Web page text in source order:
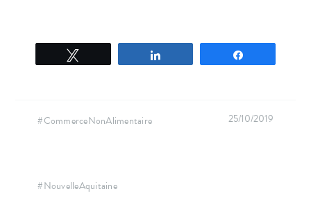
#CommerceNonAlimentaire
#NouvelleAquitaine
25/10/2019